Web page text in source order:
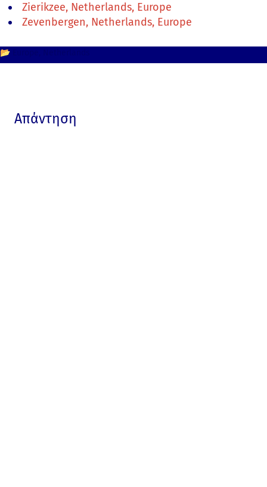
Zierikzee, Netherlands, Europe
Zevenbergen, Netherlands, Europe
📂
Απάντηση